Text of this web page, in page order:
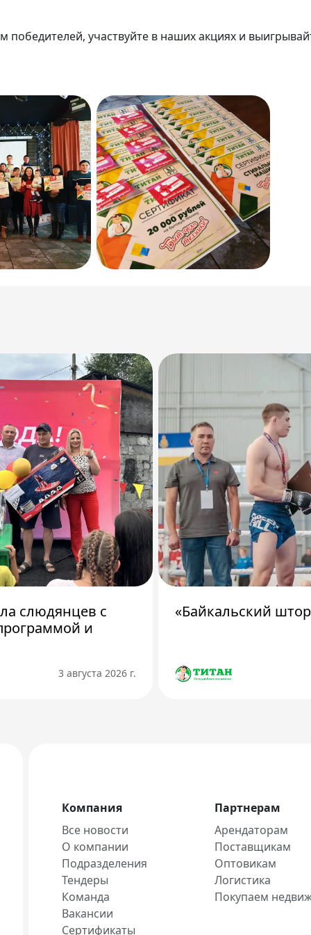
победителей, участвуйте в наших акциях и
слюдянцев с
и
3 августа 2026 г.
«Байкальский
Компания
Все новости
О компании
Подразделения
Тендеры
Команда
Вакансии
Сертификаты
Партнерам
Арендаторам
Поставщикам
Оптовикам
Логистика
Покупаем